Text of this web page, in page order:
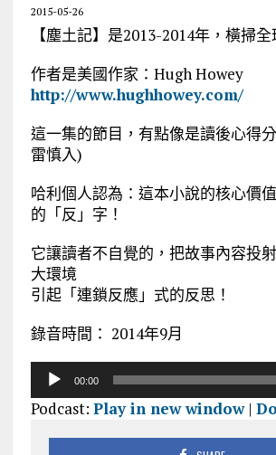
2015-05-26
【塵土記】是2013-2014年，橫掃
作者是美國作家：Hugh Howey
http://www.hughhowey.com/
這一集的節目，有點像是讀後心得
雷慎入)
哈利個人認為：這本小說的核心價
的「反」字！
它讓讀者不自覺的，把故事內容投
大環境
引起「連鎖反應」式的反思！
錄音時間： 2014年9月
播
00:00
Podcast: Play in new window|